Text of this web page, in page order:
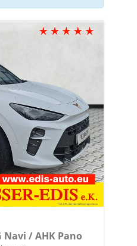
Navi / AHK Pano